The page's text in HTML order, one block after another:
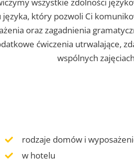
wszystkie zdolności
który pozwoli Ci
oraz zagadnienia
ćwiczenia utrwalające,
wspólnych
rodzaje domów i
w hotelu